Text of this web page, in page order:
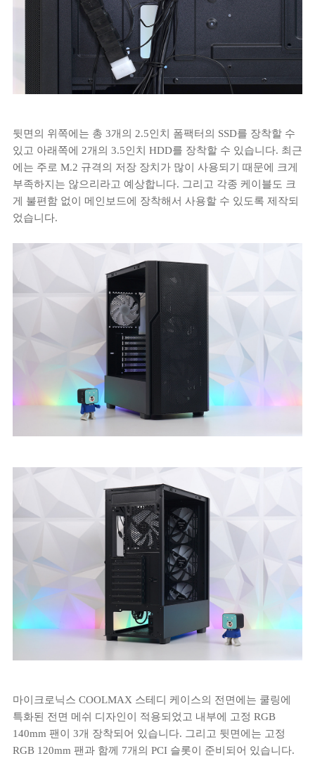
뒷면의 위쪽에는 총 3개의 2.5인치 폼팩터의 SSD를 장착할 수
있고 아래쪽에 2개의 3.5인치 HDD를 장착할 수 있습니다. 최근
에는 주로 M.2 규격의 저장 장치가 많이 사용되기 때문에 크게
부족하지는 않으리라고 예상합니다. 그리고 각종 케이블도 크
게 불편함 없이 메인보드에 장착해서 사용할 수 있도록 제작되
었습니다.
마이크로닉스 COOLMAX 스테디 케이스의 전면에는 쿨링에
특화된 전면 메쉬 디자인이 적용되었고 내부에 고정 RGB
140mm 팬이 3개 장착되어 있습니다. 그리고 뒷면에는 고정
RGB 120mm 팬과 함께 7개의 PCI 슬롯이 준비되어 있습니다.